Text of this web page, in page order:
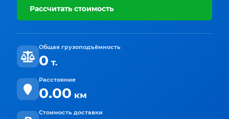
Рассчитать стоимость
Общая грузоподъёмность
0 т.
Расстояние
0.00 км
Стоимость доставки